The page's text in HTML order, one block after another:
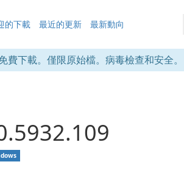
的下載 最近的更新 最新動向
費下載。僅限原始檔。病毒檢查和安全。